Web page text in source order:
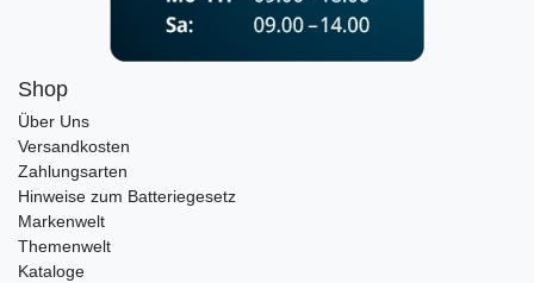
Shop
Über Uns
Versandkosten
Zahlungsarten
Hinweise zum Batteriegesetz
Markenwelt
Themenwelt
Kataloge